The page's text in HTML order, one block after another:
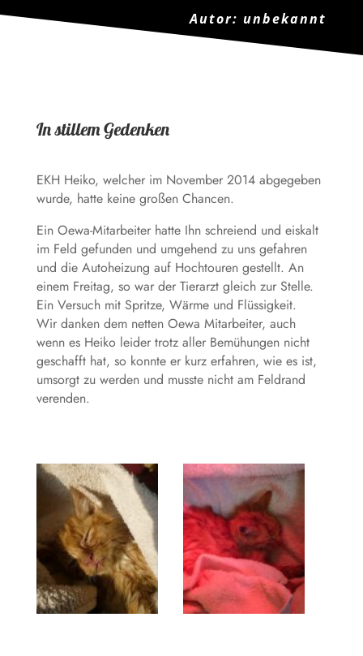
Autor: unbekannt
In stillem Gedenken
EKH Heiko, welcher im November 2014 abgegeben
wurde, hatte keine großen Chancen.
Ein Oewa-Mitarbeiter hatte Ihn schreiend und eiskalt
im Feld gefunden und umgehend zu uns gefahren
und die Autoheizung auf Hochtouren gestellt. An
einem Freitag, so war der Tierarzt gleich zur Stelle.
Ein Versuch mit Spritze, Wärme und Flüssigkeit.
Wir danken dem netten Oewa Mitarbeiter, auch
wenn es Heiko leider trotz aller Bemühungen nicht
geschafft hat, so konnte er kurz erfahren, wie es ist,
umsorgt zu werden und musste nicht am Feldrand
verenden.